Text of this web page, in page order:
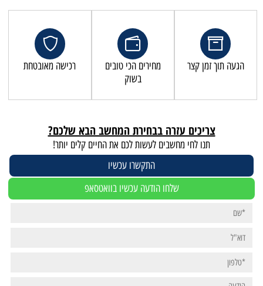
הגעה תוך זמן קצר
מחירים הכי טובים
בשוק
רכישה מאובטחת
צריכים עזרה בבחירת המחשב הבא שלכם?
תנו לחי מחשבים לעשות לכם את החיים קלים יותר!
התקשרו עכשיו
שלחו הודעה עכשיו בוואטסאפ